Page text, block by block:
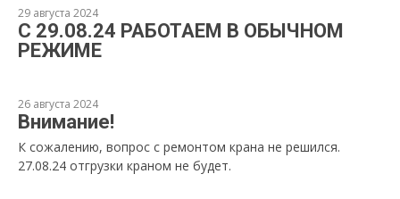
29 августа 2024
С 29.08.24 РАБОТАЕМ В ОБЫЧНОМ
РЕЖИМЕ
26 августа 2024
Внимание!
К сожалению, вопрос с ремонтом крана не решился.
27.08.24 отгрузки краном не будет.